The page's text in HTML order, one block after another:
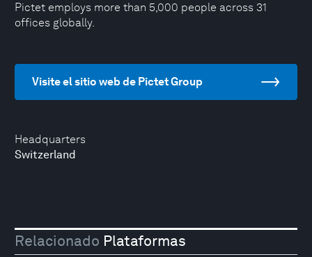
Headquarters
Switzerland
Pictet employs more than 5,000 people across 31
offices globally.
Visite el sitio web de Pictet Group
Relacionado Plataformas